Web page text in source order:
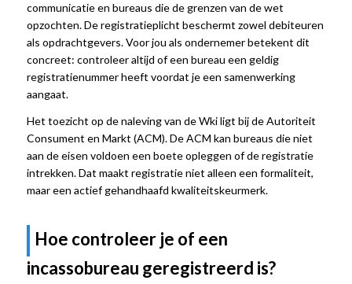
communicatie en bureaus die de grenzen van de wet
opzochten. De registratieplicht beschermt zowel debiteuren
als opdrachtgevers. Voor jou als ondernemer betekent dit
concreet: controleer altijd of een bureau een geldig
registratienummer heeft voordat je een samenwerking
aangaat.
Het toezicht op de naleving van de Wki ligt bij de Autoriteit
Consument en Markt (ACM). De ACM kan bureaus die niet
aan de eisen voldoen een boete opleggen of de registratie
intrekken. Dat maakt registratie niet alleen een formaliteit,
maar een actief gehandhaafd kwaliteitskeurmerk.
Hoe controleer je of een
incassobureau geregistreerd is?